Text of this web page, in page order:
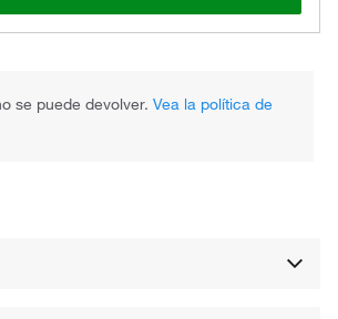
se puede devolver.Vea la política de